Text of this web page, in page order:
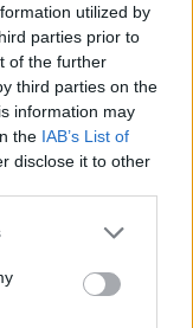
utilized by
parties prior to
of the further
third parties on the
information may
the IAB’s List of
disclose it to other
la
para el